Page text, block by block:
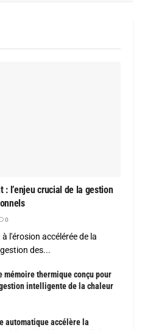
: l’enjeu crucial de la gestion
0
l'érosion accélérée de la
des...
mémoire thermique conçu pour
intelligente de la chaleur
automatique accélère la